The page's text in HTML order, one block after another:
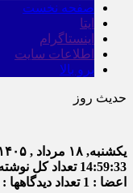
صفحه نخست
ایتا
اینستاگرام
اطلاعات سایت
برو بالا
حدیث روز
یکشنبه, ۱۸ مرداد , ۱۴۰۵
14:59:33 تعداد کل نوشته ها
اعضا : 1
تعداد دیدگاهها : 3